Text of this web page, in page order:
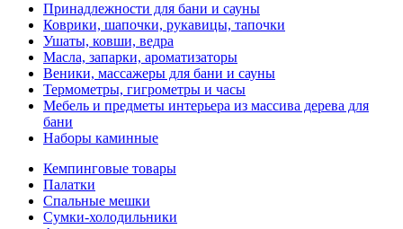
Принадлежности для бани и сауны
Коврики, шапочки, рукавицы, тапочки
Ушаты, ковши, ведра
Масла, запарки, ароматизаторы
Веники, массажеры для бани и сауны
Термометры, гигрометры и часы
Мебель и предметы интерьера из массива дерева для
бани
Наборы каминные
Кемпинговые товары
Палатки
Спальные мешки
Сумки-холодильники